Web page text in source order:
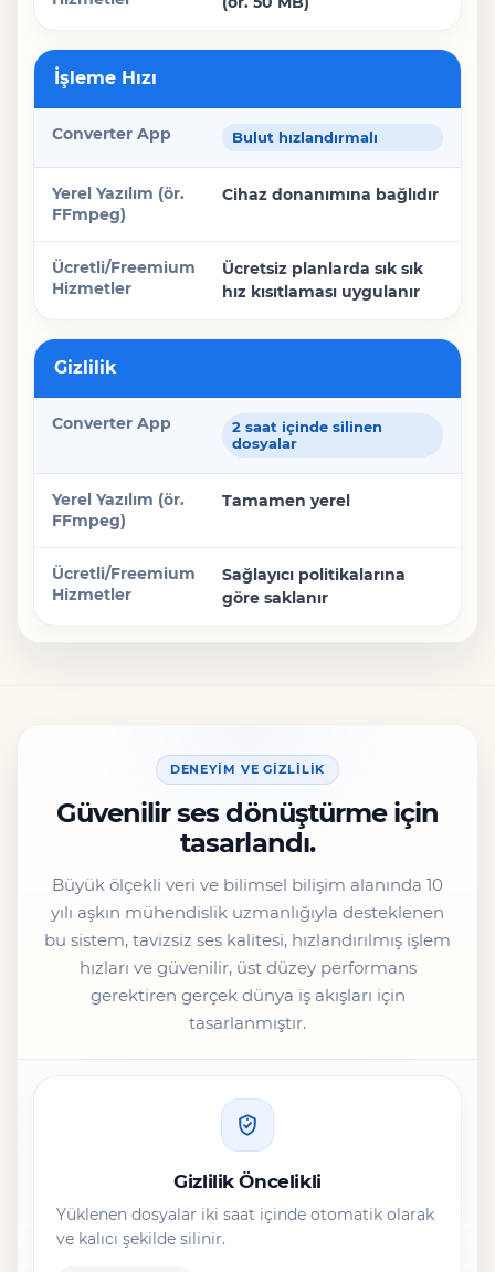
İşleme Hızı
Bulut hızlandırmalı
Cihaz donanımına bağlıdır
Ücretsiz planlarda sık sık
hız kısıtlaması uygulanır
Gizlilik
2 saat içinde silinen
dosyalar
Tamamen yerel
Sağlayıcı politikalarına
göre saklanır
DENEYIM VE GIZLILIK
Güvenilir ses dönüştürme için
tasarlandı.
Büyük ölçekli veri ve bilimsel bilişim alanında 10
yılı aşkın mühendislik uzmanlığıyla desteklenen
bu sistem, tavizsiz ses kalitesi, hızlandırılmış işlem
hızları ve güvenilir, üst düzey performans
gerektiren gerçek dünya iş akışları için
tasarlanmıştır.
Gizlilik Öncelikli
Yüklenen dosyalar iki saat içinde otomatik olarak
ve kalıcı şekilde silinir.